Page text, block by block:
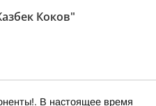
Коков"
В настоящее время